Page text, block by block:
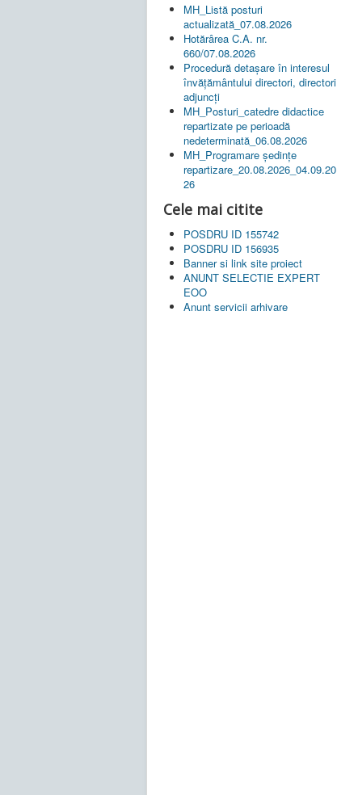
MH_Listă posturi
actualizată_07.08.2026
Hotărârea C.A. nr.
660/07.08.2026
Procedură detașare în interesul
învățământului directori, directori
adjuncți
MH_Posturi_catedre didactice
repartizate pe perioadă
nedeterminată_06.08.2026
MH_Programare ședințe
repartizare_20.08.2026_04.09.20
26
Cele mai citite
POSDRU ID 155742
POSDRU ID 156935
Banner si link site proiect
ANUNT SELECTIE EXPERT
EOO
Anunt servicii arhivare